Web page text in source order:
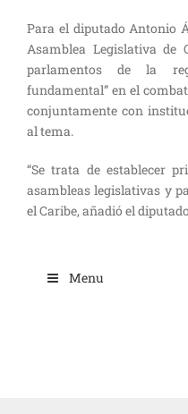
Para el diputado Antonio
Asamblea Legislativa de
parlamentos de la
fundamental” en el
conjuntamente con
al tema.
“Se trata de establecer
asambleas legislativas y
el Caribe, añadió el
Menu